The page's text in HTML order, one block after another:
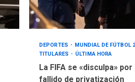
DEPORTES
MUNDIAL DE FÚTBOL
TITULARES
ÚLTIMA HORA
La FIFA se «disculpa» por
fallido de privatización